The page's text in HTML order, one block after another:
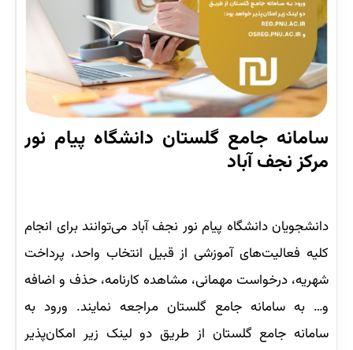
سامانه جامع گلستان دانشگاه پیام نور
مرکز نجف آباد
دانشجویان دانشگاه پیام نور نجف آباد می‌توانند برای انجام
کلیه فعالیت‌های آموزشی از قبیل انتخاب واحد، پرداخت
شهریه، درخواست مهمانی، مشاهده کارنامه، حذف و اضافه
و… به سامانه جامع گلستان مراجعه نمایند. ورود به
سامانه جامع گلستان از طریق دو لینک زیر امکان‌پذیر